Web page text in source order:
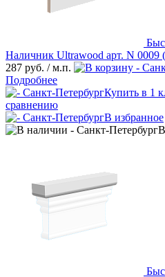
Наличник Ultrawood арт. N 0009
287 руб. / м.п.
Подробнее
Купить в 1
сравнению
В избранное